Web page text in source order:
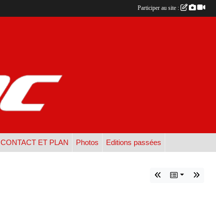
CONTACT ET PLAN Photos Editions passées
Participer au site :